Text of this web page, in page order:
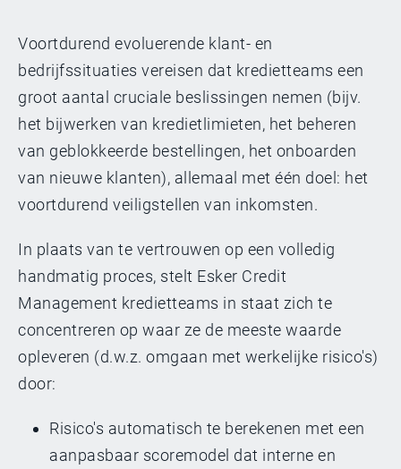
Voortdurend evoluerende klant- en
bedrijfssituaties vereisen dat kredietteams een
groot aantal cruciale beslissingen nemen (bijv.
het bijwerken van kredietlimieten, het beheren
van geblokkeerde bestellingen, het onboarden
van nieuwe klanten), allemaal met één doel: het
voortdurend veiligstellen van inkomsten.
In plaats van te vertrouwen op een volledig
handmatig proces, stelt Esker Credit
Management kredietteams in staat zich te
concentreren op waar ze de meeste waarde
opleveren (d.w.z. omgaan met werkelijke risico's)
door:
Risico's automatisch te berekenen met een
aanpasbaar scoremodel dat interne en